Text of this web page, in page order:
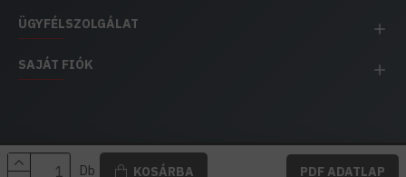
Db KOSÁRBA PDF ADATLAP
ÜGYFÉLSZOLGÁLAT
SAJÁT FIÓK
EH IMPEX / Copyright © 1991-2025 Energia Háza